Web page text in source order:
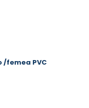
/femea PVC